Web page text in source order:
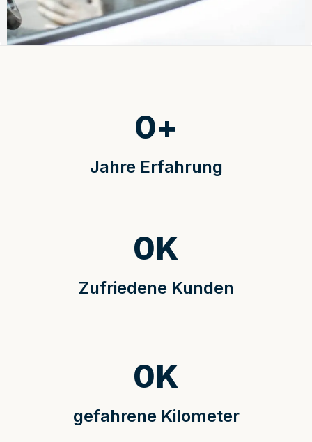
Jahre Erfahrung
0+
Zufriedene Kunden
0K
gefahrene Kilometer
0K